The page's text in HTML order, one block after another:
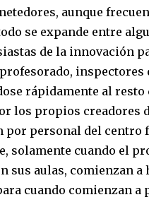
aunque
se expande entre
de la innovación
inspectores
rápidamente al resto
los propios creadores
por personal del centro
solamente cuando el
sus aulas, comienzan
cuando comienzan